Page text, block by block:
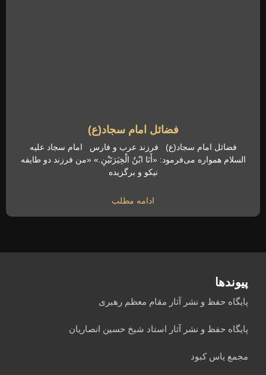
فضائل امام سجاد(ع)
فضائل امام سجاد(ع) فرزند عرب و فارس امام سجاد علیه
السلام همواره می‌فرمود: «أَنَا ابْنُ الْخِیَرَتَیْنِ.» «من فرزند دو طایفه
نیکو و برگزیده
ادامه مطلب
پیوندها
پایگاه حفظ و نشر آثار مقام معظم رهبری
پایگاه حفظ و نشر آثار استاد شیخ حسین انصاریان
مجمع یاس کبود